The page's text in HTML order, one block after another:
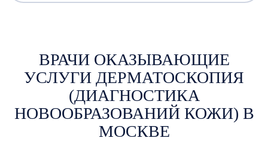
ВРАЧИ ОКАЗЫВАЮЩИЕ
УСЛУГИ ДЕРМАТОСКОПИЯ
(ДИАГНОСТИКА
НОВООБРАЗОВАНИЙ КОЖИ) В
МОСКВЕ